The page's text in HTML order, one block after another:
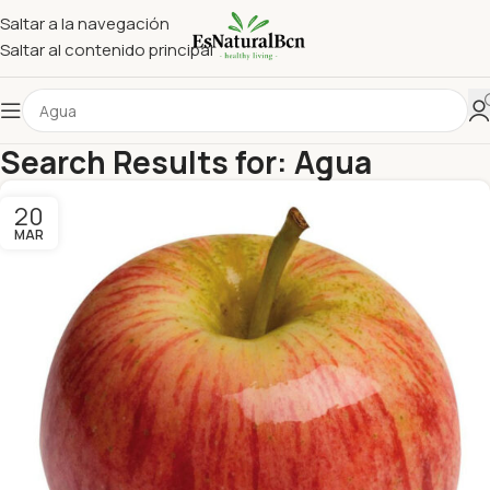
Saltar a la navegación
Saltar al contenido principal
Search Results for: Agua
20
MAR
Ciruela Negra
dev
Peso aproximado por ciruela:60–80 g La ciruela es el
fruto del ciruelo, un árbol de la familia de las rosáceas.